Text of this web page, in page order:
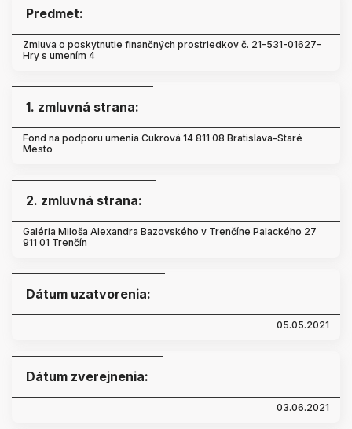
Predmet:
Zmluva o poskytnutie finančných prostriedkov č. 21-531-01627-
Hry s umením 4
1. zmluvná strana:
Fond na podporu umenia Cukrová 14 811 08 Bratislava-Staré
Mesto
2. zmluvná strana:
Galéria Miloša Alexandra Bazovského v Trenčíne Palackého 27
911 01 Trenčín
Dátum uzatvorenia:
05.05.2021
Dátum zverejnenia:
03.06.2021